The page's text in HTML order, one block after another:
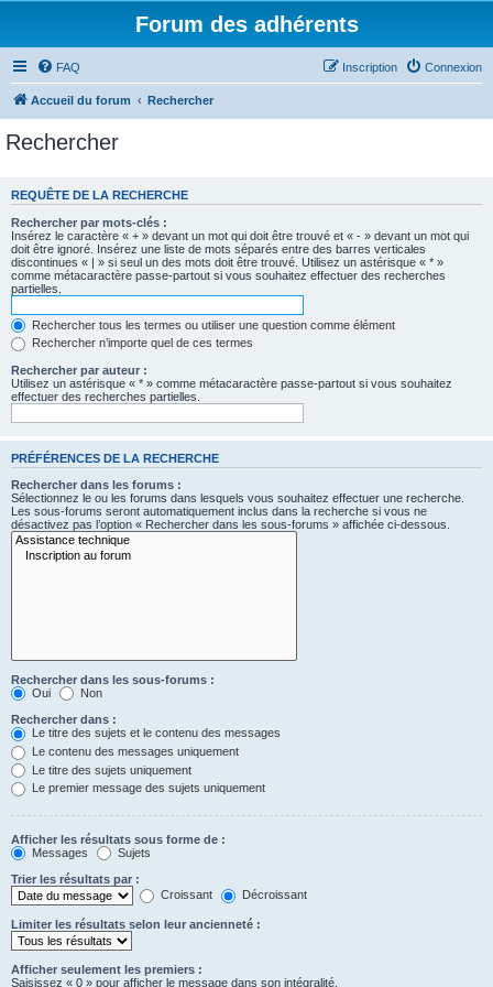
Forum des adhérents
FAQ Connexion
Inscription
Accueil du forum Rechercher
Rechercher
REQUÊTE DE LA RECHERCHE
Rechercher par mots-clés :
Insérez le caractère « + » devant un mot qui doit être trouvé et « - » devant un mot qui
doit être ignoré. Insérez une liste de mots séparés entre des barres verticales
discontinues « | » si seul un des mots doit être trouvé. Utilisez un astérisque « * »
comme métacaractère passe-partout si vous souhaitez effectuer des recherches
partielles.
Rechercher tous les termes ou utiliser une question comme élément
Rechercher n’importe quel de ces termes
Rechercher par auteur :
Utilisez un astérisque « * » comme métacaractère passe-partout si vous souhaitez
effectuer des recherches partielles.
PRÉFÉRENCES DE LA RECHERCHE
Rechercher dans les forums :
Sélectionnez le ou les forums dans lesquels vous souhaitez effectuer une recherche.
Les sous-forums seront automatiquement inclus dans la recherche si vous ne
désactivez pas l’option « Rechercher dans les sous-forums » affichée ci-dessous.
Rechercher dans les sous-forums :
Oui
Non
Rechercher dans :
Le titre des sujets et le contenu des messages
Le contenu des messages uniquement
Le titre des sujets uniquement
Le premier message des sujets uniquement
Afficher les résultats sous forme de :
Messages
Sujets
Trier les résultats par :
Croissant
Décroissant
Limiter les résultats selon leur ancienneté :
Afficher seulement les premiers :
Saisissez « 0 » pour afficher le message dans son intégralité.